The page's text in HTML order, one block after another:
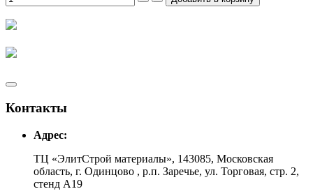
Контакты
Адрес:
ТЦ «ЭлитСтрой материалы», 143085, Московская
область, г. Одинцово , р.п. Заречье, ул. Торговая, стр. 2,
стенд А19